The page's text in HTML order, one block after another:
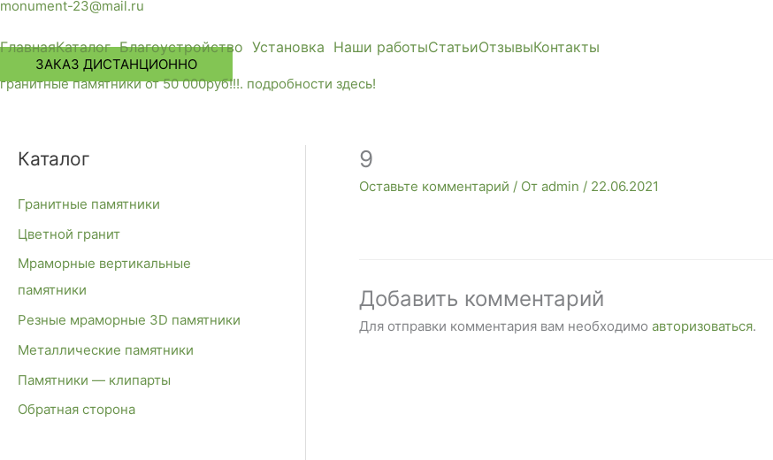
monument-23@mail.ru
ГлавнаяКаталог Благоустройство Установка Наши работыСтатьиОтзывыКонтакты
ЗАКАЗ ДИСТАНЦИОННО
гранитные памятники от 50 000руб!!!. подробности здесь!
Каталог
Гранитные памятники
Цветной гранит
Мраморные вертикальные
памятники
Резные мраморные 3D памятники
Металлические памятники
Памятники — клипарты
Обратная сторона
9
Оставьте комментарий / От admin / 22.06.2021
Добавить комментарий
Для отправки комментария вам необходимо авторизоваться.